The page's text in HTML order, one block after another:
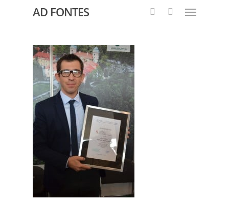
AD FONTES